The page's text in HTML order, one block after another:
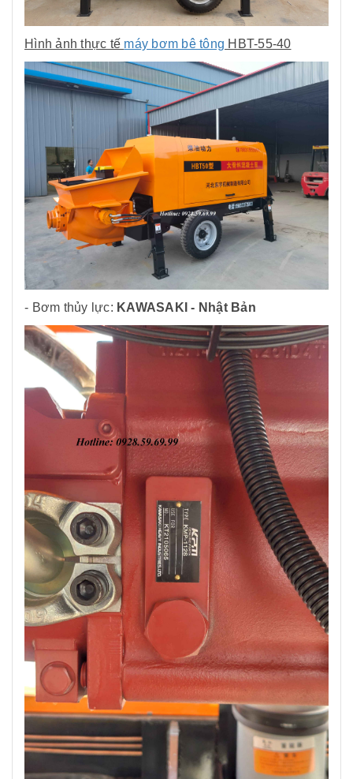
Hình ảnh thực tế máy bơm bê tông HBT-55-40
- Bơm thủy lực: KAWASAKI - Nhật Bản